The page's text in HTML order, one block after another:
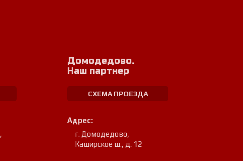
,
Домодедово.
Наш партнер
СХЕМА ПРОЕЗДА
Адрес:
г. Домодедово,
Каширское ш., д. 12